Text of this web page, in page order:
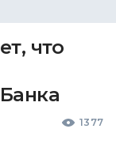
что
1377